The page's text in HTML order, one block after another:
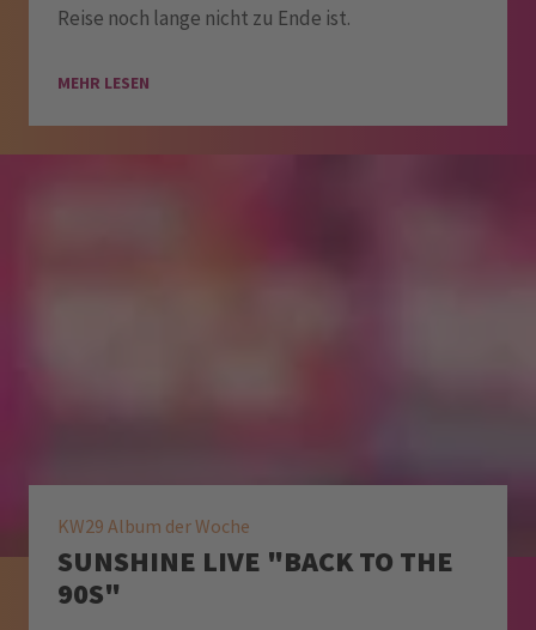
Reise noch lange nicht zu Ende ist.
MEHR LESEN
KW29 Album der Woche
SUNSHINE LIVE "BACK TO THE
90S"